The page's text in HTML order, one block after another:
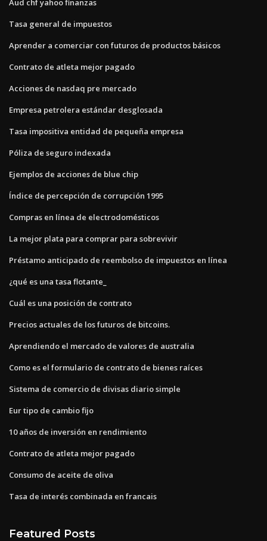
Aud chf yahoo finanzas
Tasa general de impuestos
Aprender a comerciar con futuros de productos básicos
Contrato de atleta mejor pagado
Acciones de nasdaq pre mercado
Empresa petrolera estándar desglosada
Tasa impositiva entidad de pequeña empresa
Póliza de seguro indexada
Ejemplos de acciones de blue chip
Índice de percepción de corrupción 1995
Compras en línea de electrodomésticos
La mejor plata para comprar para sobrevivir
Préstamo anticipado de reembolso de impuestos en línea
¿qué es una tasa flotante_
Cuál es una posición de contrato
Precios actuales de los futuros de bitcoins.
Aprendiendo el mercado de valores de australia
Como es el formulario de contrato de bienes raíces
Sistema de comercio de divisas diario simple
Eur tipo de cambio fijo
10 años de inversión en rendimiento
Contrato de atleta mejor pagado
Consumo de aceite de oliva
Tasa de interés combinada en francais
Featured Posts